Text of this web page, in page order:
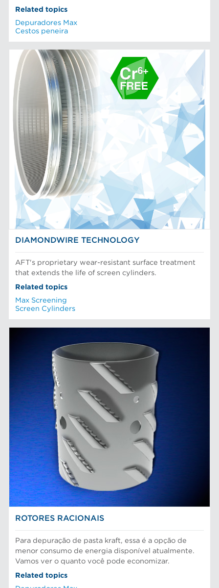
Related topics
Depuradores Max
Cestos peneira
DIAMONDWIRE TECHNOLOGY
AFT's proprietary wear-resistant surface treatment
that extends the life of screen cylinders.
Related topics
Max Screening
Screen Cylinders
ROTORES RACIONAIS
Para depuração de pasta kraft, essa é a opção de
menor consumo de energia disponível atualmente.
Vamos ver o quanto você pode economizar.
Related topics